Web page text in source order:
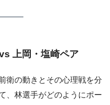
上岡・塩崎ペア
衛の動きとその心理戦を分
、林選手がどのようにポー